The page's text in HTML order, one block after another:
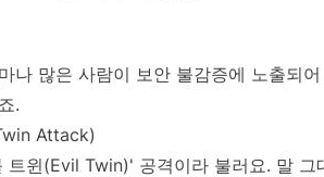
나 많은 사람이 보안 불감증에 노출되
.
Attack)
윈(Evil Twin)' 공격이라 불러요. 말